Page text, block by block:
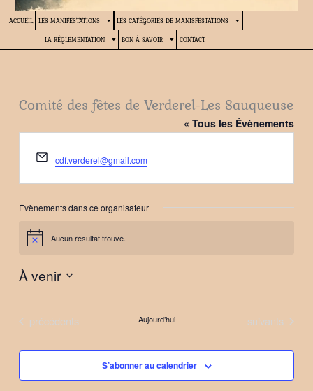
ACCUEIL LES MANIFESTATIONS LES CATÉGORIES DE MANISFESTATIONS
LA RÉGLEMENTATION BON À SAVOIR CONTACT
Comité des fêtes de Verderel-Les Sauqueuse
« Tous les Évènements
Email
cdf.verderel@gmail.com
Évènements dans ce organisateur
Notice Aucun résultat trouvé.
À venir
Sélectionnez
date.Évènements
précédents Aujourd’hui Évènements
suivants
S’abonner au calendrier